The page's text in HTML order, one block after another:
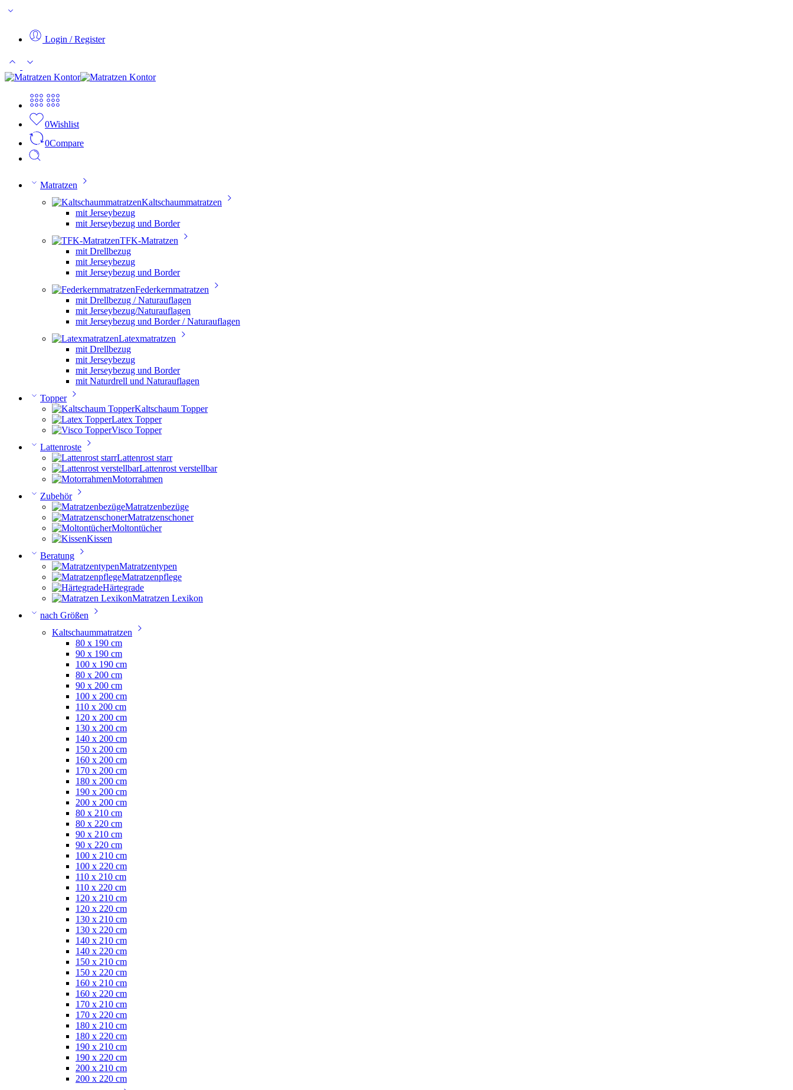
Login / Register
0Wishlist
0Compare
Matratzen
Kaltschaummatratzen
mit Jerseybezug
mit Jerseybezug und Border
TFK-Matratzen
mit Drellbezug
mit Jerseybezug
mit Jerseybezug und Border
Federkernmatratzen
mit Drellbezug / Naturauflagen
mit Jerseybezug/Naturauflagen
mit Jerseybezug und Border / Naturauflagen
Latexmatratzen
mit Drellbezug
mit Jerseybezug
mit Jerseybezug und Border
mit Naturdrell und Naturauflagen
Topper
Kaltschaum Topper
Latex Topper
Visco Topper
Lattenroste
Lattenrost starr
Lattenrost verstellbar
Motorrahmen
Zubehör
Matratzenbezüge
Matratzenschoner
Moltontücher
Kissen
Beratung
Matratzentypen
Matratzenpflege
Härtegrade
Matratzen Lexikon
nach Größen
Kaltschaummatratzen
80 x 190 cm
90 x 190 cm
100 x 190 cm
80 x 200 cm
90 x 200 cm
100 x 200 cm
110 x 200 cm
120 x 200 cm
130 x 200 cm
140 x 200 cm
150 x 200 cm
160 x 200 cm
170 x 200 cm
180 x 200 cm
190 x 200 cm
200 x 200 cm
80 x 210 cm
80 x 220 cm
90 x 210 cm
90 x 220 cm
100 x 210 cm
100 x 220 cm
110 x 210 cm
110 x 220 cm
120 x 210 cm
120 x 220 cm
130 x 210 cm
130 x 220 cm
140 x 210 cm
140 x 220 cm
150 x 210 cm
150 x 220 cm
160 x 210 cm
160 x 220 cm
170 x 210 cm
170 x 220 cm
180 x 210 cm
180 x 220 cm
190 x 210 cm
190 x 220 cm
200 x 210 cm
200 x 220 cm